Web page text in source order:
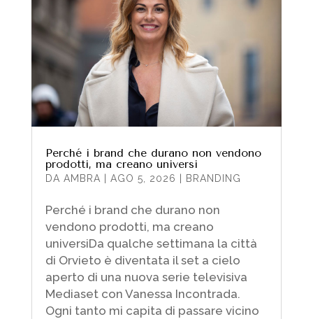
Perché i brand che durano non vendono
prodotti, ma creano universi
DA AMBRA AGO 5, 2026 BRANDING
Perché i brand che durano non
vendono prodotti, ma creano
universiDa qualche settimana la città
di Orvieto è diventata il set a cielo
aperto di una nuova serie televisiva
Mediaset con Vanessa Incontrada.
Ogni tanto mi capita di passare vicino